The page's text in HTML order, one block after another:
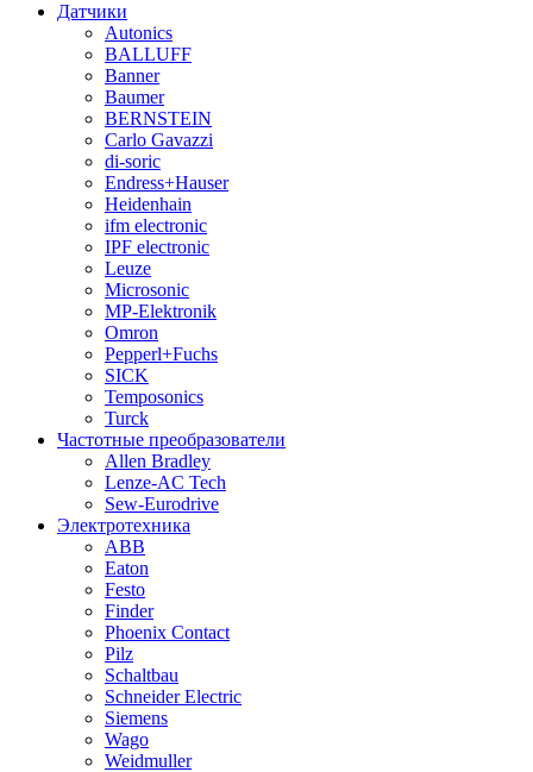
Датчики
Autonics
BALLUFF
Banner
Baumer
BERNSTEIN
Carlo Gavazzi
di-soric
Endress+Hauser
Heidenhain
ifm electronic
IPF electronic
Leuze
Microsonic
MP-Elektronik
Omron
Pepperl+Fuchs
SICK
Temposonics
Turck
Частотные преобразователи
Allen Bradley
Lenze-AC Tech
Sew-Eurodrive
Электротехника
ABB
Eaton
Festo
Finder
Phoenix Contact
Pilz
Schaltbau
Schneider Electric
Siemens
Wago
Weidmuller